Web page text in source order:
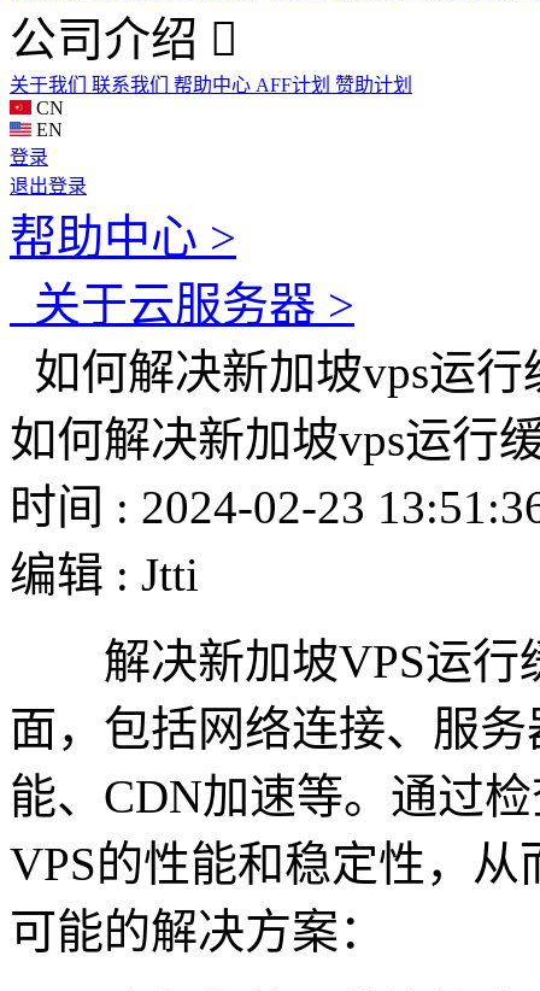
公司介绍
关于我们 联系我们 帮助中心 AFF计划 赞助计划
CN
EN
登录
退出登录
帮助中心 >
关于云服务器 >
如何解决新加坡vps运
如何解决新加坡vps运行
时间 : 2024-02-23
编辑 : Jtti
解决新加坡VPS运行
面，包括网络连接、服
能、CDN加速等。通过
VPS的性能和稳定性，
可能的解决方案：